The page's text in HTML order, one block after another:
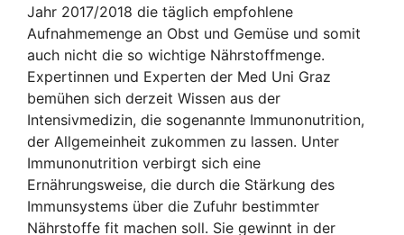
Jahr 2017/2018 die täglich empfohlene
Aufnahmemenge an Obst und Gemüse und somit
auch nicht die so wichtige Nährstoffmenge.
Expertinnen und Experten der Med Uni Graz
bemühen sich derzeit Wissen aus der
Intensivmedizin, die sogenannte Immunonutrition,
der Allgemeinheit zukommen zu lassen. Unter
Immunonutrition verbirgt sich eine
Ernährungsweise, die durch die Stärkung des
Immunsystems über die Zufuhr bestimmter
Nährstoffe fit machen soll. Sie gewinnt in der